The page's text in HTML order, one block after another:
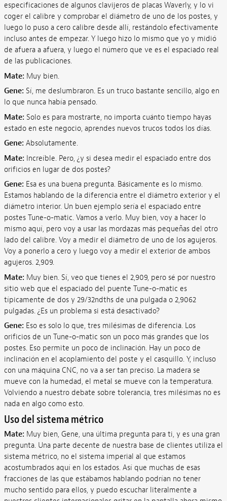
especificaciones de algunos clavijeros de placas Waverly, y lo vi
coger el calibre y comprobar el diámetro de uno de los postes, y
luego lo puso a cero calibre desde allí, restándolo efectivamente
incluso antes de empezar. Y luego hizo lo mismo que yo y midió
de afuera a afuera, y luego el número que ve es el espaciado real
de las publicaciones.
Mate: Muy bien.
Gene: Sí, me deslumbraron. Es un truco bastante sencillo, algo en
lo que nunca había pensado.
Mate: Solo es para mostrarte, no importa cuánto tiempo hayas
estado en este negocio, aprendes nuevos trucos todos los días.
Gene: Absolutamente.
Mate: Increíble. Pero, ¿y si desea medir el espaciado entre dos
orificios en lugar de dos postes?
Gene: Esa es una buena pregunta. Básicamente es lo mismo.
Estamos hablando de la diferencia entre el diámetro exterior y el
diámetro interior. Un buen ejemplo sería el espaciado entre
postes Tune-o-matic. Vamos a verlo. Muy bien, voy a hacer lo
mismo aquí, pero voy a usar las mordazas más pequeñas del otro
lado del calibre. Voy a medir el diámetro de uno de los agujeros.
Voy a ponerlo a cero y luego voy a medir el exterior de ambos
agujeros. 2,909.
Mate: Muy bien. Sí, veo que tienes el 2,909, pero sé por nuestro
sitio web que el espaciado del puente Tune-o-matic es
típicamente de dos y 29/32ndths de una pulgada o 2,9062
pulgadas. ¿Es un problema si está desactivado?
Gene: Eso es solo lo que, tres milésimas de diferencia. Los
orificios de un Tune-o-matic son un poco más grandes que los
postes. Eso permite un poco de inclinación. Hay un poco de
inclinación en el acoplamiento del poste y el casquillo. Y, incluso
con una máquina CNC, no va a ser tan preciso. La madera se
mueve con la humedad, el metal se mueve con la temperatura.
Volviendo a nuestro debate sobre tolerancia, tres milésimas no es
nada en algo como esto.
Uso del sistema métrico
Mate: Muy bien, Gene, una última pregunta para ti, y es una gran
pregunta. Una parte decente de nuestra base de clientes utiliza el
sistema métrico, no el sistema imperial al que estamos
acostumbrados aquí en los estados. Así que muchas de esas
fracciones de las que estábamos hablando podrían no tener
mucho sentido para ellos, y puedo escuchar literalmente a